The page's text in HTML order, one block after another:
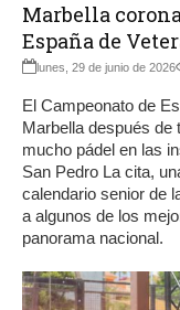
Marbella
España de
lunes, 29 de junio de 2026
El Campeonato de
Marbella después
mucho pádel en las
San Pedro La cita,
calendario senior de
a algunos de los
panorama nacional.